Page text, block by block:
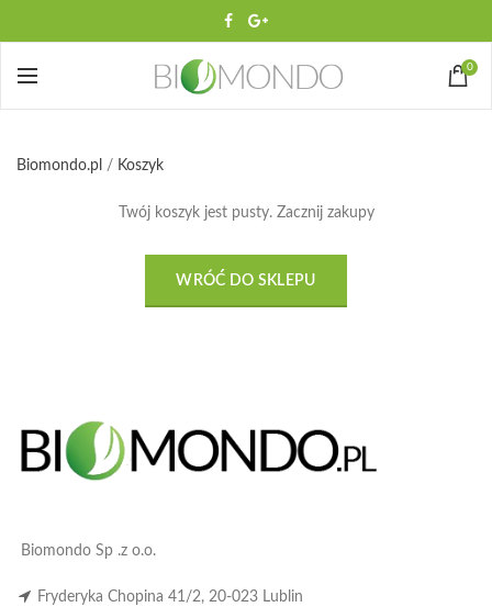
0
Biomondo.pl / Koszyk
Twój koszyk jest pusty.Zacznij zakupy
WRÓĆ DO SKLEPU
Biomondo Sp .z o.o.
Fryderyka Chopina 41/2, 20-023 Lublin